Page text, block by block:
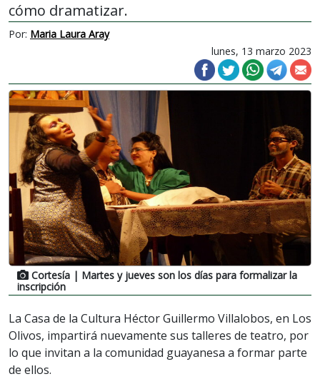
cómo dramatizar.
Por: Maria Laura Aray
lunes, 13 marzo 2023
Cortesía | Martes y jueves son los días para formalizar la
inscripción
La Casa de la Cultura Héctor Guillermo Villalobos, en Los
Olivos, impartirá nuevamente sus talleres de teatro, por
lo que invitan a la comunidad guayanesa a formar parte
de ellos.